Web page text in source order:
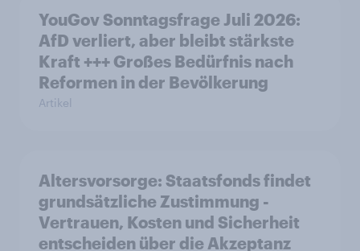
YouGov Sonntagsfrage Juli 2026:
AfD verliert, aber bleibt stärkste
Kraft +++ Großes Bedürfnis nach
Reformen in der Bevölkerung
Artikel
Altersvorsorge: Staatsfonds findet
grundsätzliche Zustimmung -
Vertrauen, Kosten und Sicherheit
entscheiden über die Akzeptanz